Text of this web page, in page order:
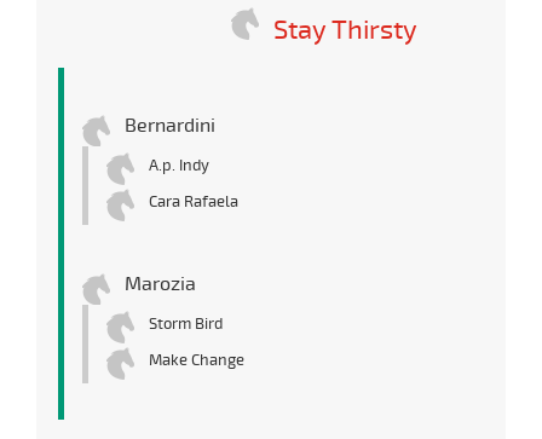
Stay Thirsty
Bernardini
A.p. Indy
Cara Rafaela
Marozia
Storm Bird
Make Change